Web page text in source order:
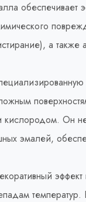
обеспечивает
а также
кислородом. Он
эмалей,